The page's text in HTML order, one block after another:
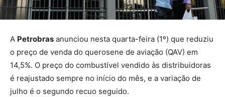
A Petrobras anunciou nesta quarta-feira (1º) que reduziu
o preço de venda do querosene de aviação (QAV) em
14,5%. O preço do combustível vendido às distribuidoras
é reajustado sempre no início do mês, e a variação de
julho é o segundo recuo seguido.